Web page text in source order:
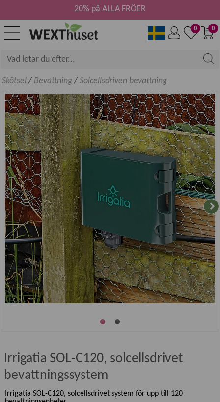
0
0
20% på ALLA FRÖER
Skötsel/ Bevattning/ Solcellsdriven bevattning
Irrigatia SOL-C120, solcellsdrivet
bevattningssystem
Irrigatia SOL-C120, solcellsdrivet system för upp till 120